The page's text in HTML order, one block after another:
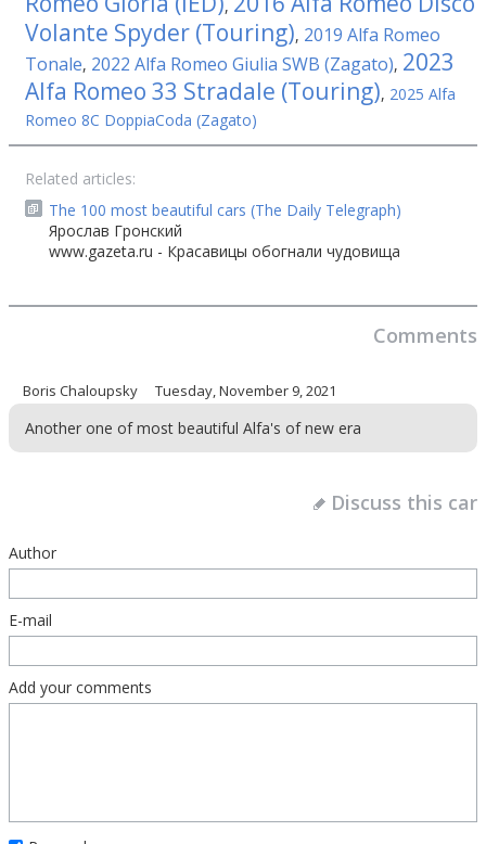
,
Volante Spyder (Touring), 2019 Alfa Romeo
Tonale, 2022 Alfa Romeo Giulia SWB (Zagato), 2023
Alfa Romeo 33 Stradale (Touring), 2025 Alfa
Romeo 8C DoppiaCoda (Zagato)
Related articles:
The 100 most beautiful cars (The Daily Telegraph)
Ярослав Гронский
www.gazeta.ru - Красавицы обогнали чудовища
Comments
Boris Chaloupsky Tuesday, November 9, 2021
Another one of most beautiful Alfa's of new era
Discuss this car
Author
E-mail
Add your comments